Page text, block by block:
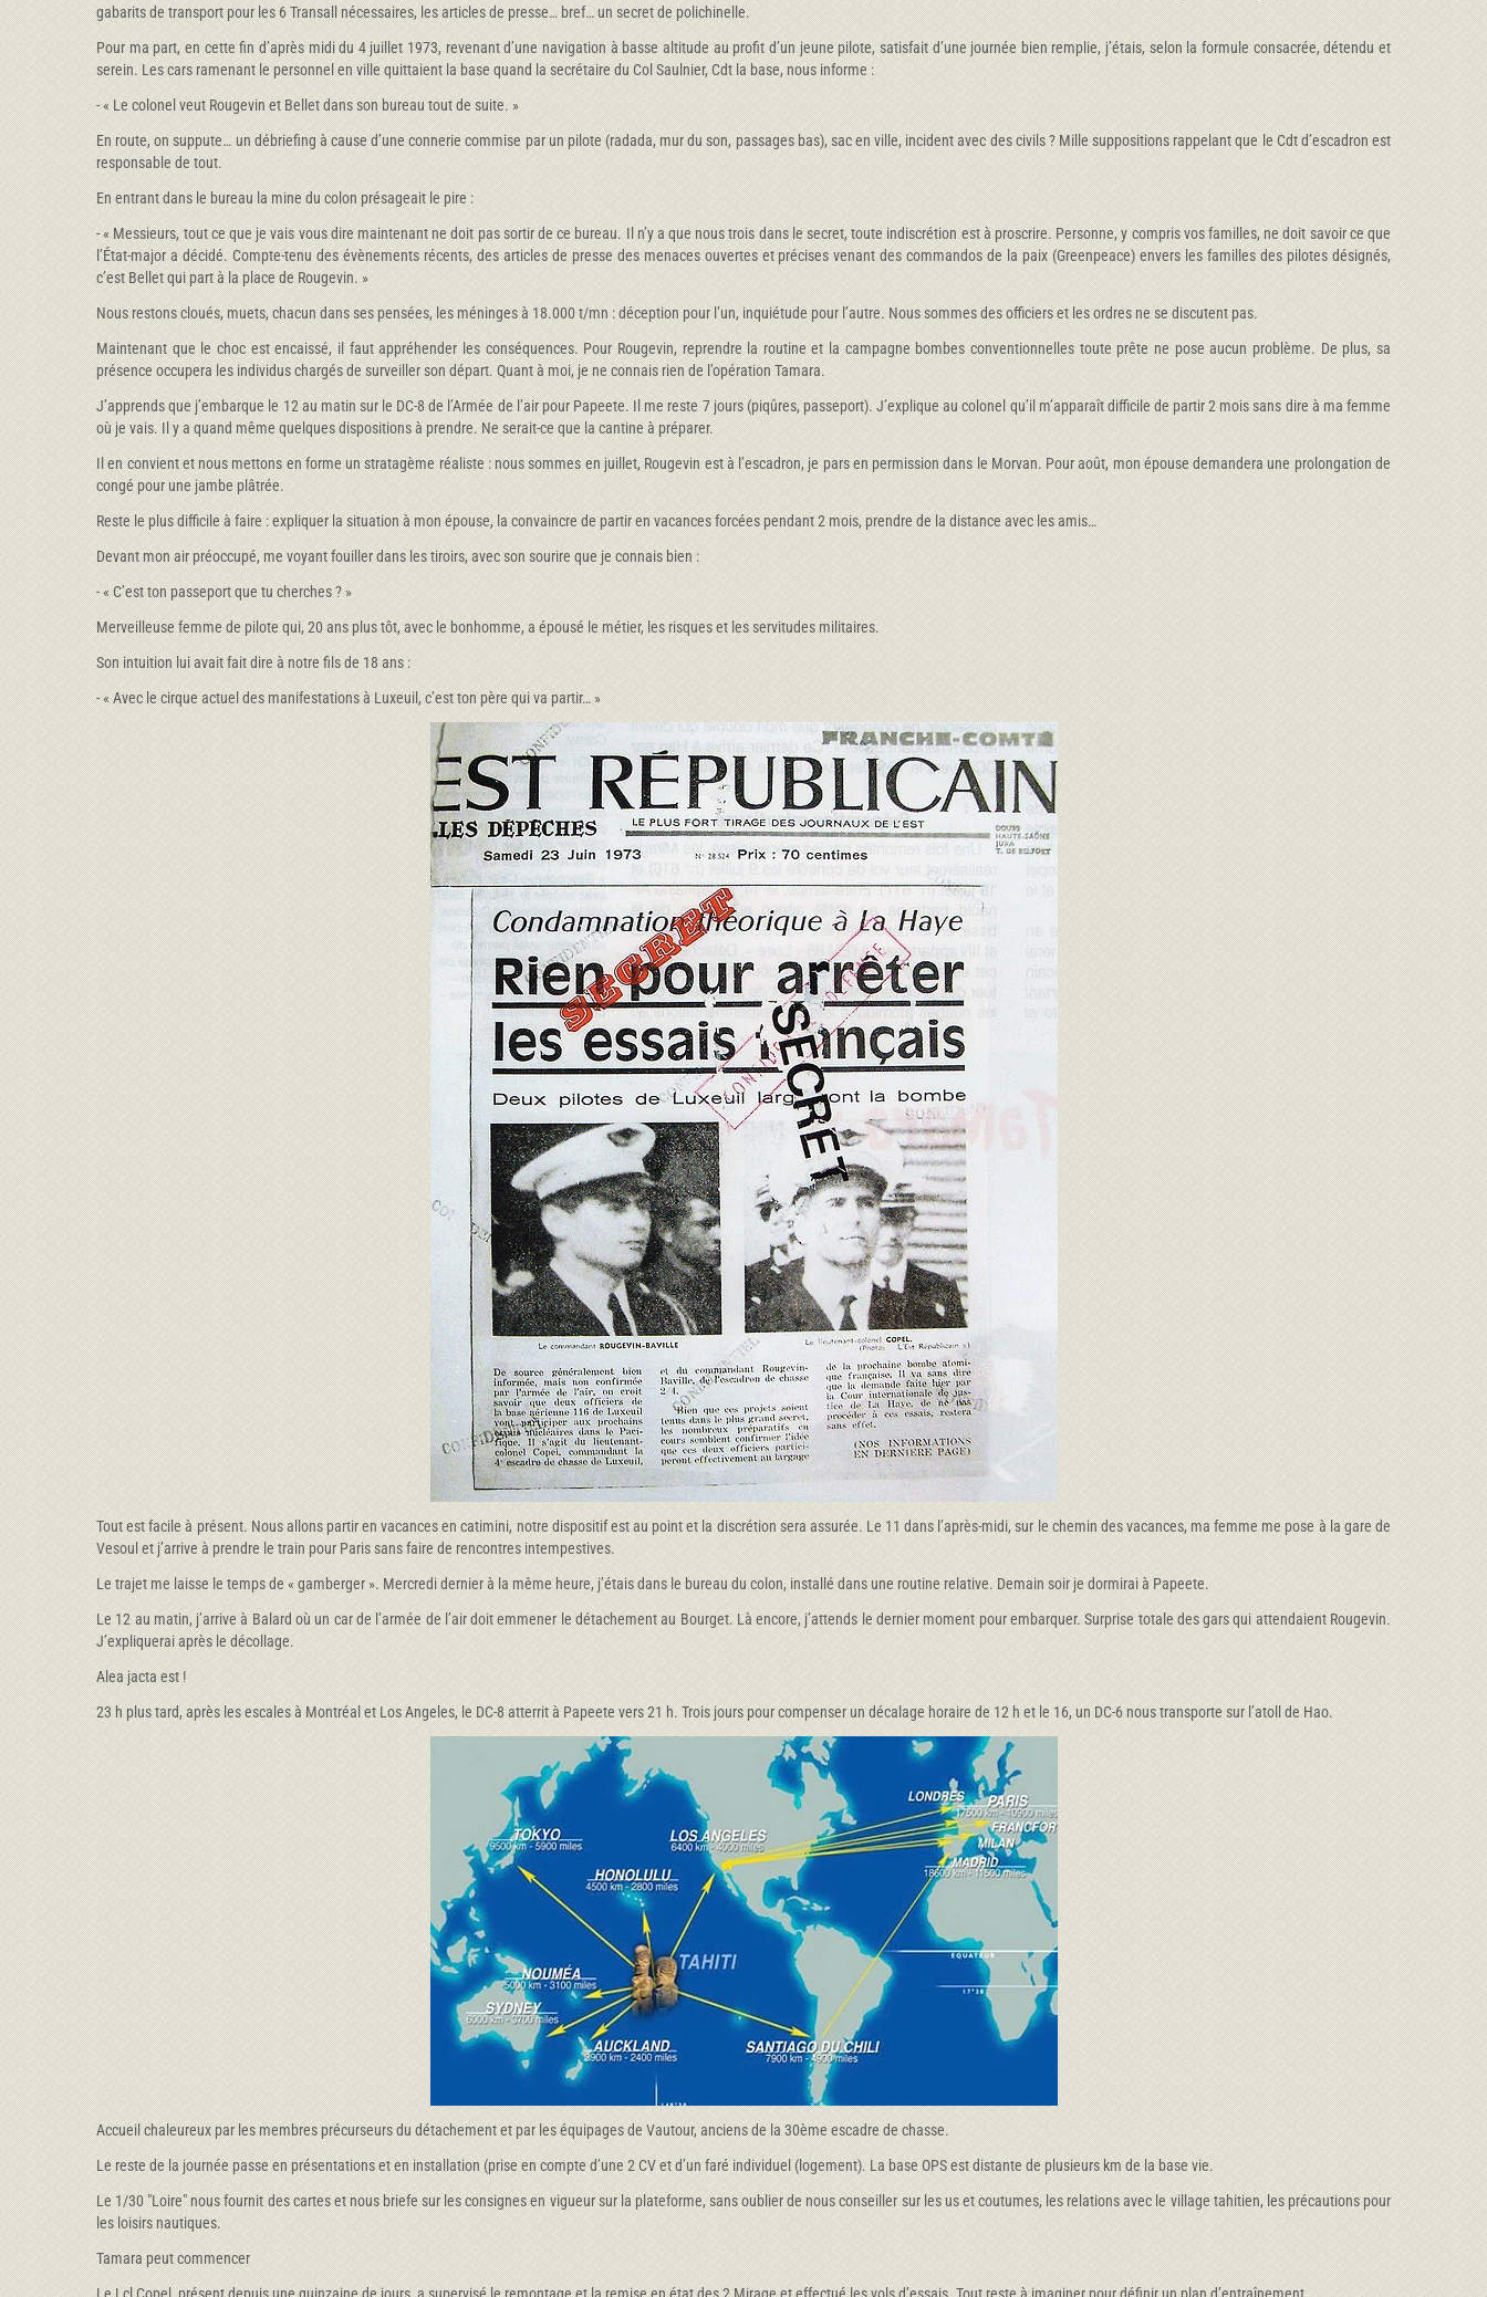
gabarits de transport pour les 6 Transall nécessaires, les articles de presse… bref… un secret de polichinelle.
Pour ma part, en cette fin d’après midi du 4 juillet 1973, revenant d’une navigation à basse altitude au profit d’un jeune pilote, satisfait d’une journée bien remplie, j’étais, selon la formule consacrée, détendu et
serein. Les cars ramenant le personnel en ville quittaient la base quand la secrétaire du Col Saulnier, Cdt la base, nous informe :
- « Le colonel veut Rougevin et Bellet dans son bureau tout de suite. »
En route, on suppute… un débriefing à cause d’une connerie commise par un pilote (radada, mur du son, passages bas), sac en ville, incident avec des civils ? Mille suppositions rappelant que le Cdt d’escadron est
responsable de tout.
En entrant dans le bureau la mine du colon présageait le pire :
- « Messieurs, tout ce que je vais vous dire maintenant ne doit pas sortir de ce bureau. Il n’y a que nous trois dans le secret, toute indiscrétion est à proscrire. Personne, y compris vos familles, ne doit savoir ce que
l’État-major a décidé. Compte-tenu des évènements récents, des articles de presse des menaces ouvertes et précises venant des commandos de la paix (Greenpeace) envers les familles des pilotes désignés,
c’est Bellet qui part à la place de Rougevin. »
Nous restons cloués, muets, chacun dans ses pensées, les méninges à 18.000 t/mn : déception pour l’un, inquiétude pour l’autre. Nous sommes des officiers et les ordres ne se discutent pas.
Maintenant que le choc est encaissé, il faut appréhender les conséquences. Pour Rougevin, reprendre la routine et la campagne bombes conventionnelles toute prête ne pose aucun problème. De plus, sa
présence occupera les individus chargés de surveiller son départ. Quant à moi, je ne connais rien de l’opération Tamara.
J’apprends que j’embarque le 12 au matin sur le DC-8 de l’Armée de l’air pour Papeete. Il me reste 7 jours (piqûres, passeport). J’explique au colonel qu’il m’apparaît difficile de partir 2 mois sans dire à ma femme
où je vais. Il y a quand même quelques dispositions à prendre. Ne serait-ce que la cantine à préparer.
Il en convient et nous mettons en forme un stratagème réaliste : nous sommes en juillet, Rougevin est à l’escadron, je pars en permission dans le Morvan. Pour août, mon épouse demandera une prolongation de
congé pour une jambe plâtrée.
Reste le plus difficile à faire : expliquer la situation à mon épouse, la convaincre de partir en vacances forcées pendant 2 mois, prendre de la distance avec les amis…
Devant mon air préoccupé, me voyant fouiller dans les tiroirs, avec son sourire que je connais bien :
- « C’est ton passeport que tu cherches ? »
Merveilleuse femme de pilote qui, 20 ans plus tôt, avec le bonhomme, a épousé le métier, les risques et les servitudes militaires.
Son intuition lui avait fait dire à notre fils de 18 ans :
- « Avec le cirque actuel des manifestations à Luxeuil, c’est ton père qui va partir… »
Tout est facile à présent. Nous allons partir en vacances en catimini, notre dispositif est au point et la discrétion sera assurée. Le 11 dans l’après-midi, sur le chemin des vacances, ma femme me pose à la gare de
Vesoul et j’arrive à prendre le train pour Paris sans faire de rencontres intempestives.
Le trajet me laisse le temps de « gamberger ». Mercredi dernier à la même heure, j’étais dans le bureau du colon, installé dans une routine relative. Demain soir je dormirai à Papeete.
Le 12 au matin, j’arrive à Balard où un car de l’armée de l’air doit emmener le détachement au Bourget. Là encore, j’attends le dernier moment pour embarquer. Surprise totale des gars qui attendaient Rougevin.
J’expliquerai après le décollage.
Alea jacta est !
23 h plus tard, après les escales à Montréal et Los Angeles, le DC-8 atterrit à Papeete vers 21 h. Trois jours pour compenser un décalage horaire de 12 h et le 16, un DC-6 nous transporte sur l’atoll de Hao.
Accueil chaleureux par les membres précurseurs du détachement et par les équipages de Vautour, anciens de la 30ème escadre de chasse.
Le reste de la journée passe en présentations et en installation (prise en compte d’une 2 CV et d’un faré individuel (logement). La base OPS est distante de plusieurs km de la base vie.
Le 1/30 "Loire" nous fournit des cartes et nous briefe sur les consignes en vigueur sur la plateforme, sans oublier de nous conseiller sur les us et coutumes, les relations avec le village tahitien, les précautions pour
les loisirs nautiques.
Tamara peut commencer